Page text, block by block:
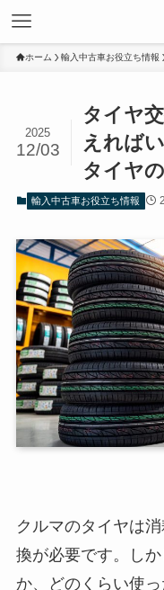
ホーム 輸入中古車お役立ち情報
タイヤ
えれば
タイヤ
2025
12/03
輸入中古車お役立ち情報
クルマのタイヤは
換が必要です。し
か、どのくらい使